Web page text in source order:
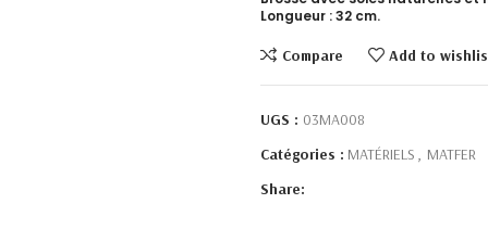
Longueur : 32 cm.
Compare Add to
UGS : 03MA008
Catégories : MATÉRIELS , MATFER
Share: